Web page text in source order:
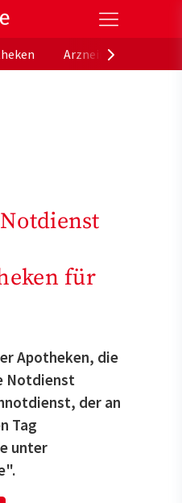
Gesundheitsportal der
für
Apotheken, die
Notdienst
der an
Tag
unter